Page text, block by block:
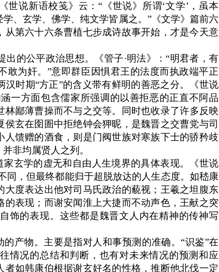
世说新语校笺》云：“《世说》所谓‘文学’，虽本
、玄学、佛学、纯文学皆属之。”《文学》篇前六
第六十六条曹植七步成诗故事开始，才是今天意
出的公平政治思想。《管子·明法》：“明君者，有
敢为奸。”意即群臣因惧君王的法度而执政端平正
时期“方正”的含义带有鲜明的善恶之分。《世说
一方面包含儒家所强调的以善拒恶的正直不阿品
林鄙薄曹操而不与之交等。同时也收录了许多反映
玄在囹圄中拒绝钟会狎昵，是魏晋之交曹党与司
馈赠的酒食，则是门阀世族对寒族下士的骄矜歧
非均属贤人之列。
家玄学的虚无和自由人生境界的具体表现。《世说
同，但最终都能归于超脱放达的人生态度。如嵇康
大度表达出他对司马氏政治的藐视 ；王羲之坦腹东
表现；而谢安闻淮上大捷而不动声色，王献之突
饰的表现。这些都是魏晋文人内在精神的传神写
产物。主要是指对人和事预测的准确。“识鉴”在
情况的总结和判断，也有对未来情况的预测和应
如韩康伯根据谢玄好名的性格，推断他北伐一定